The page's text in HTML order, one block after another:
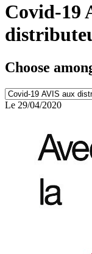
Covid-19
Choose
Le 29/04/2020